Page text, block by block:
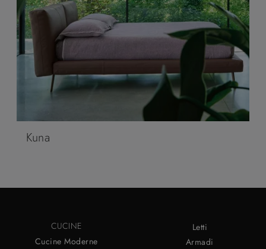
Kuna
CUCINE
Cucine Moderne
Letti
Armadi